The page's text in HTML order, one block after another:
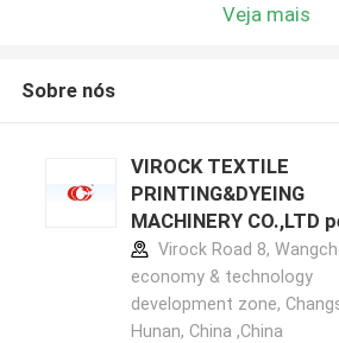
Veja mais
Sobre nós
VIROCK TEXTILE
PRINTING&DYEING
MACHINERY CO.,LTD
fabricante
Virock Road 8,
economy & technology
development zone,
Hunan, China ,China